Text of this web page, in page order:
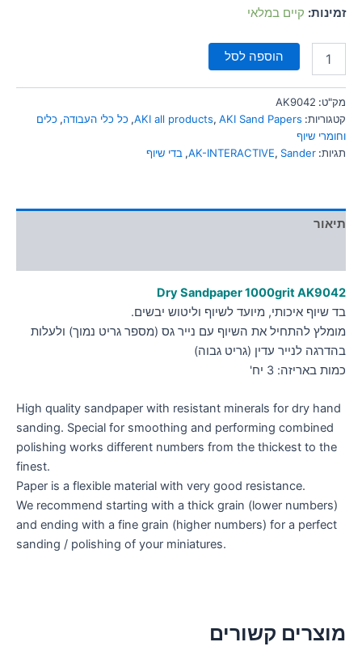
font_download סמן קישורים זמינות: קיים במלאי
הוספה לסל
מק"ט: AK9042
קטגוריות:
AKI all products, AKI Sand Papers
, כל כלי העבודה, כלים
וחומרי שיוף
תגיות:
AK-INTERACTIVE, Sander
, בדי שיוף
תיאור
Dry Sandpaper 1000grit AK9042
בד שיוף איכותי, מיועד לשיוף וליטוש יבשים.
מומלץ להתחיל את השיוף עם נייר גס (מספר גריט נמוך) ולעלות
בהדרגה לנייר עדין (גריט גבוה)
כמות באריזה: 3 יח'
High quality sandpaper with resistant minerals for dry hand
sanding. Special for smoothing and performing combined
polishing works different numbers from the thickest to the
finest.
Paper is a flexible material with very good resistance.
We recommend starting with a thick grain (lower numbers)
and ending with a fine grain (higher numbers) for a perfect
sanding / polishing of your miniatures.
מוצרים קשורים